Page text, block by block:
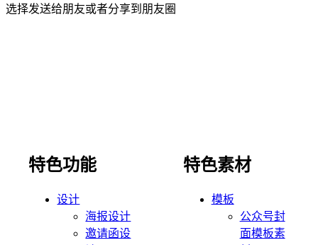
选择发送给朋友或者分享到朋友圈
特色功能
设计
海报设计
邀请函设
特色素材
模板
公众号封
面模板素